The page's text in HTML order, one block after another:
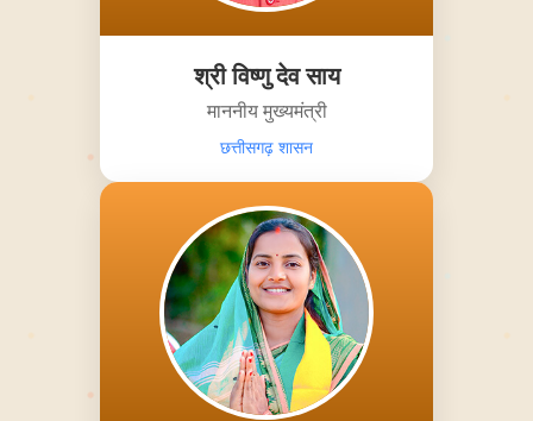
श्री विष्णु देव साय
माननीय मुख्यमंत्री
छत्तीसगढ़ शासन